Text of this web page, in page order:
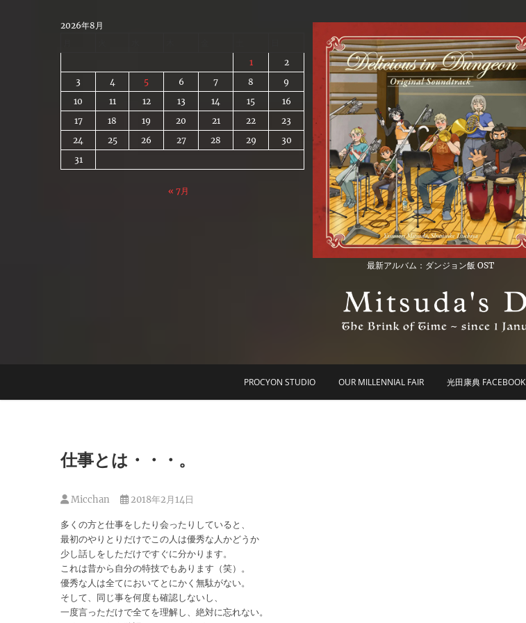
2026年8月
1
2
3
4 5 6 7 8
9
10
11 12 13 14 15
16
17
18 19 20 21 22
23
24
25 26 27 28 29
30
31
« 7月
最新アルバム：ダンジョン飯 OST
Mitsuda's Diary
PROCYON STUDIO OUR MILLENNIAL FAIR 光田康典 FACEBOOK
仕事とは・・・。
Micchan 2018年2月14日
多くの方と仕事をしたり会ったりしていると、
最初のやりとりだけでこの人は優秀な人かどうか
少し話しをしただけですぐに分かります。
これは昔から自分の特技でもあります（笑）。
優秀な人は全てにおいてとにかく無駄がない。
そして、同じ事を何度も確認しないし、
一度言っただけで全てを理解し、絶対に忘れない。